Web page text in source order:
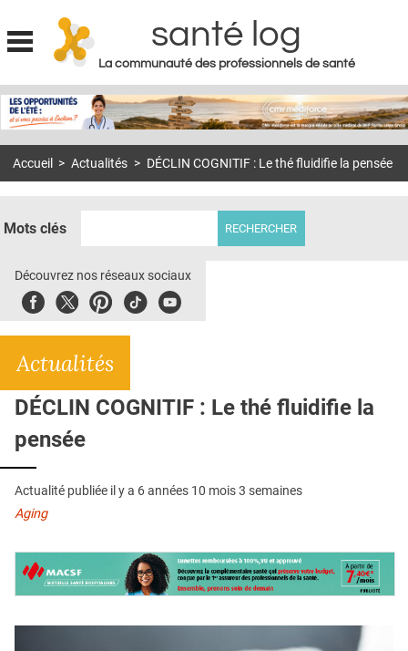
Jump to navigation
santé log
La communauté des professionnels de santé
MON COMPTE
RÉSEAUX
E-REVUE SAD
QUI SOMMES-NOUS ?
PUBLICITÉ
CONDITIONS GÉNÉRALES
CONTACT
CRÉDITS
Accueil > Actualités > DÉCLIN COGNITIF : Le thé fluidifie la pensée
Mots clés
Découvrez nos réseaux sociaux
FacebookTwitterPinterest
TiktokYoubute
Actualités
DÉCLIN COGNITIF : Le thé fluidifie la
pensée
Actualité publiée il y a 6 années 10 mois 3 semaines
Aging